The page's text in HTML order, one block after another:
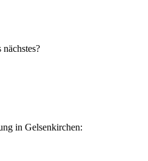
in Gelsenkirchen: